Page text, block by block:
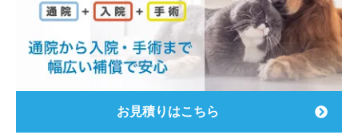
お見積りはこちら